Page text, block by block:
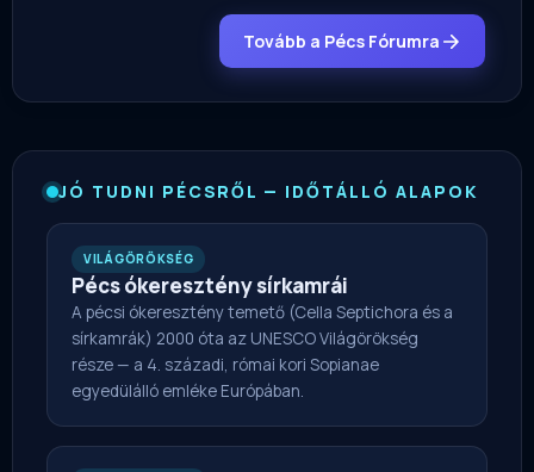
Tovább a Pécs Fórumra
JÓ TUDNI PÉCSRŐL — IDŐTÁLLÓ ALAPOK
VILÁGÖRÖKSÉG
Pécs ókeresztény sírkamrái
A pécsi ókeresztény temető (Cella Septichora és a
sírkamrák) 2000 óta az UNESCO Világörökség
része — a 4. századi, római kori Sopianae
egyedülálló emléke Európában.